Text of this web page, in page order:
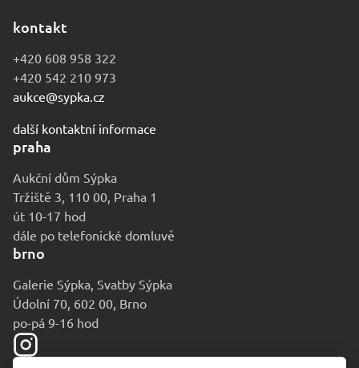
kontakt
+420 608 958 322
+420 542 210 973
aukce@sypka.cz
další kontaktní informace
praha
Aukční dům Sýpka
Tržiště 3, 110 00, Praha 1
út 10-17 hod
dále po telefonické domluvě
brno
Galerie Sýpka, Svatby Sýpka
Údolní 70, 602 00, Brno
po-pá 9-16 hod